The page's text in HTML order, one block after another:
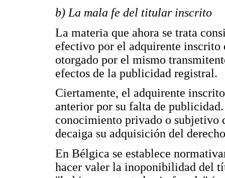
b) La mala fe del titular inscrito
La materia que ahora se trata
efectivo por el adquirente
otorgado por el mismo
efectos de la publicidad registral.
Ciertamente, el adquirente
anterior por su falta de
conocimiento privado o subjetivo
decaiga su adquisición del
En Bélgica se establece
hacer valer la inoponibilidad del